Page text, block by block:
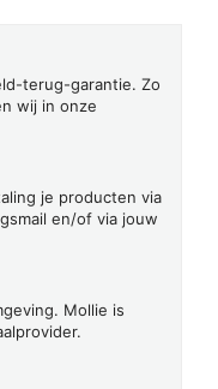
terug-garantie. Zo
wij in onze
je producten via
en/of via jouw
Mollie is